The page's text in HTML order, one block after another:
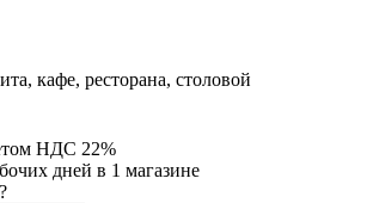
кафе, ресторана, столовой
НДС 22%
дней в 1 магазине